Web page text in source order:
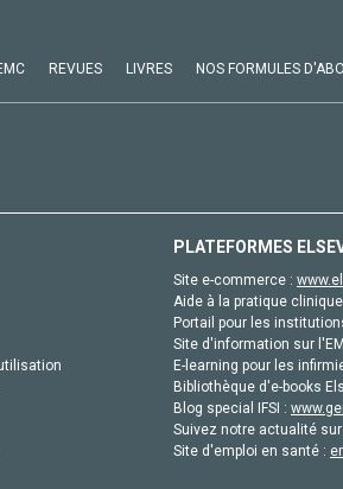
REVUES LIVRES NOS FORMULES
PLATEFORMES
Site e-commerce :
Aide à la pratique
Portail pour les
Site d'information sur
E-learning pour les
Bibliothèque d'e-books
Blog special IFSI :
Suivez notre actualité
Site d'emploi en santé :